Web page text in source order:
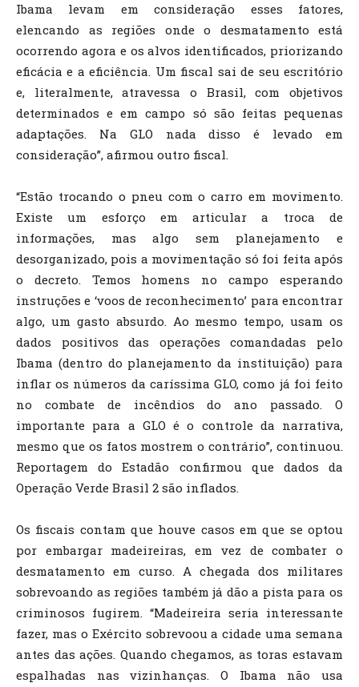
Ibama levam em consideração esses fatores,
elencando as regiões onde o desmatamento está
ocorrendo agora e os alvos identificados, priorizando
eficácia e a eficiência. Um fiscal sai de seu escritório
e, literalmente, atravessa o Brasil, com objetivos
determinados e em campo só são feitas pequenas
adaptações. Na GLO nada disso é levado em
consideração”, afirmou outro fiscal.
“Estão trocando o pneu com o carro em movimento.
Existe um esforço em articular a troca de
informações, mas algo sem planejamento e
desorganizado, pois a movimentação só foi feita após
o decreto. Temos homens no campo esperando
instruções e ‘voos de reconhecimento’ para encontrar
algo, um gasto absurdo. Ao mesmo tempo, usam os
dados positivos das operações comandadas pelo
Ibama (dentro do planejamento da instituição) para
inflar os números da caríssima GLO, como já foi feito
no combate de incêndios do ano passado. O
importante para a GLO é o controle da narrativa,
mesmo que os fatos mostrem o contrário”, continuou.
Reportagem do Estadão confirmou que dados da
Operação Verde Brasil 2 são inflados.
Os fiscais contam que houve casos em que se optou
por embargar madeireiras, em vez de combater o
desmatamento em curso. A chegada dos militares
sobrevoando as regiões também já dão a pista para os
criminosos fugirem. “Madeireira seria interessante
fazer, mas o Exército sobrevoou a cidade uma semana
antes das ações. Quando chegamos, as toras estavam
espalhadas nas vizinhanças. O Ibama não usa